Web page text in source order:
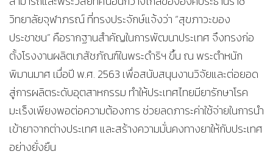
วิทยาลัยจุฬาภรณ์ ที่ทรงประจักษ์แจ้งว่า “สุขภาวะของ
ประชาชน” คือรากฐานสำคัญในการพัฒนาประเทศ จึงทรงก่อ
ตั้งโรงงานผลิตเภสัชภัณฑ์ในพระดําริฯ ขึ้น ณ พระตำหนัก
พิมานมาศ เมื่อปี พ.ศ. 2563 เพื่อสนับสนุนงานวิจัยและต่อยอด
สู่การผลิตระดับอุตสาหกรรม ทำให้ประเทศไทยมียารักษาโรค
มะเร็งเพียงพอต่อความต้องการ ช่วยลดภาระค่าใช้จ่ายในการนำ
เข้ายาจากต่างประเทศ และสร้างความมั่นคงทางยาให้กับประเทศ
อย่างยั่งยืน